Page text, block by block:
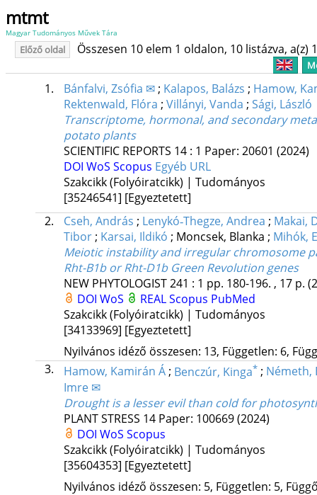
mtmt
Magyar Tudományos Művek Tára
Előző oldal Összesen 10 elem 1 oldalon, 10 listázva, a(z)
1. Bánfalvi, Zsófia ✉; Kalapos, Balázs ; Hamow,
Rektenwald, Flóra ; Villányi, Vanda ; Sági, László
Transcriptome, hormonal, and secondary
potato plants
SCIENTIFIC REPORTS 14: 1 Paper: 20601 (2024)
DOI WoS Scopus Egyéb URL
Szakcikk (Folyóiratcikk) | Tudományos
[35246541] [Egyeztetett]
2.
Cseh, András ; Lenykó‐Thegze, Andrea ; Makai,
Tibor; Karsai, Ildikó ; Moncsek, Blanka ; Mihók,
Meiotic instability and irregular chromosome
Rht-B1b or Rht-D1b Green Revolution genes
NEW PHYTOLOGIST241 : 1 pp. 180-196. , 17 p.
DOI WoS REALScopus PubMed
Szakcikk (Folyóiratcikk) | Tudományos
[34133969] [Egyeztetett]
Nyilvános idéző összesen: 13, Független: 6,
3.
Hamow, Kamirán Á; Benczúr, Kinga* ; Németh,
Imre ✉
Drought is a lesser evil than cold for
PLANT STRESS 14 Paper: 100669(2024)
DOI WoS Scopus
Szakcikk (Folyóiratcikk) | Tudományos
[35604353] [Egyeztetett]
Nyilvános idéző összesen: 5, Független: 5,